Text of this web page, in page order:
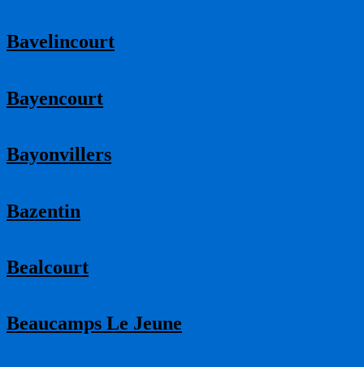
Bavelincourt
Bayencourt
Bayonvillers
Bazentin
Bealcourt
Beaucamps Le Jeune